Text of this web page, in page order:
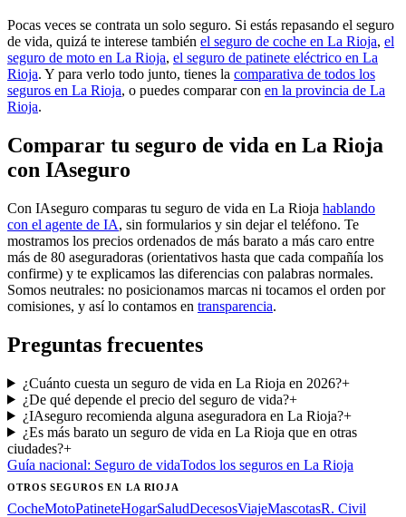
Pocas veces se contrata un solo seguro. Si estás repasando el seguro
de vida, quizá te interese también el seguro de coche en La Rioja, el
seguro de moto en La Rioja, el seguro de patinete eléctrico en La
Rioja. Y para verlo todo junto, tienes la comparativa de todos los
seguros en La Rioja, o puedes comparar con en la provincia de La
Rioja.
Comparar tu seguro de vida en La Rioja
con IAseguro
Con IAseguro comparas tu seguro de vida en La Rioja hablando
con el agente de IA, sin formularios y sin dejar el teléfono. Te
mostramos los precios ordenados de más barato a más caro entre
más de 80 aseguradoras (orientativos hasta que cada compañía los
confirme) y te explicamos las diferencias con palabras normales.
Somos neutrales: no posicionamos marcas ni tocamos el orden por
comisiones, y así lo contamos en transparencia.
Preguntas frecuentes
¿Cuánto cuesta un seguro de vida en La Rioja en 2026?+
¿De qué depende el precio del seguro de vida?+
¿IAseguro recomienda alguna aseguradora en La Rioja?+
¿Es más barato un seguro de vida en La Rioja que en otras
ciudades?+
Guía nacional: Seguro de vidaTodos los seguros en La Rioja
OTROS SEGUROSEN LA RIOJA
CocheMotoPatineteHogarSaludDecesosViajeMascotasR. Civil